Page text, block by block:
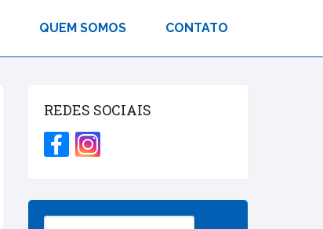
QUEM SOMOS CONTATO
REDES SOCIAIS